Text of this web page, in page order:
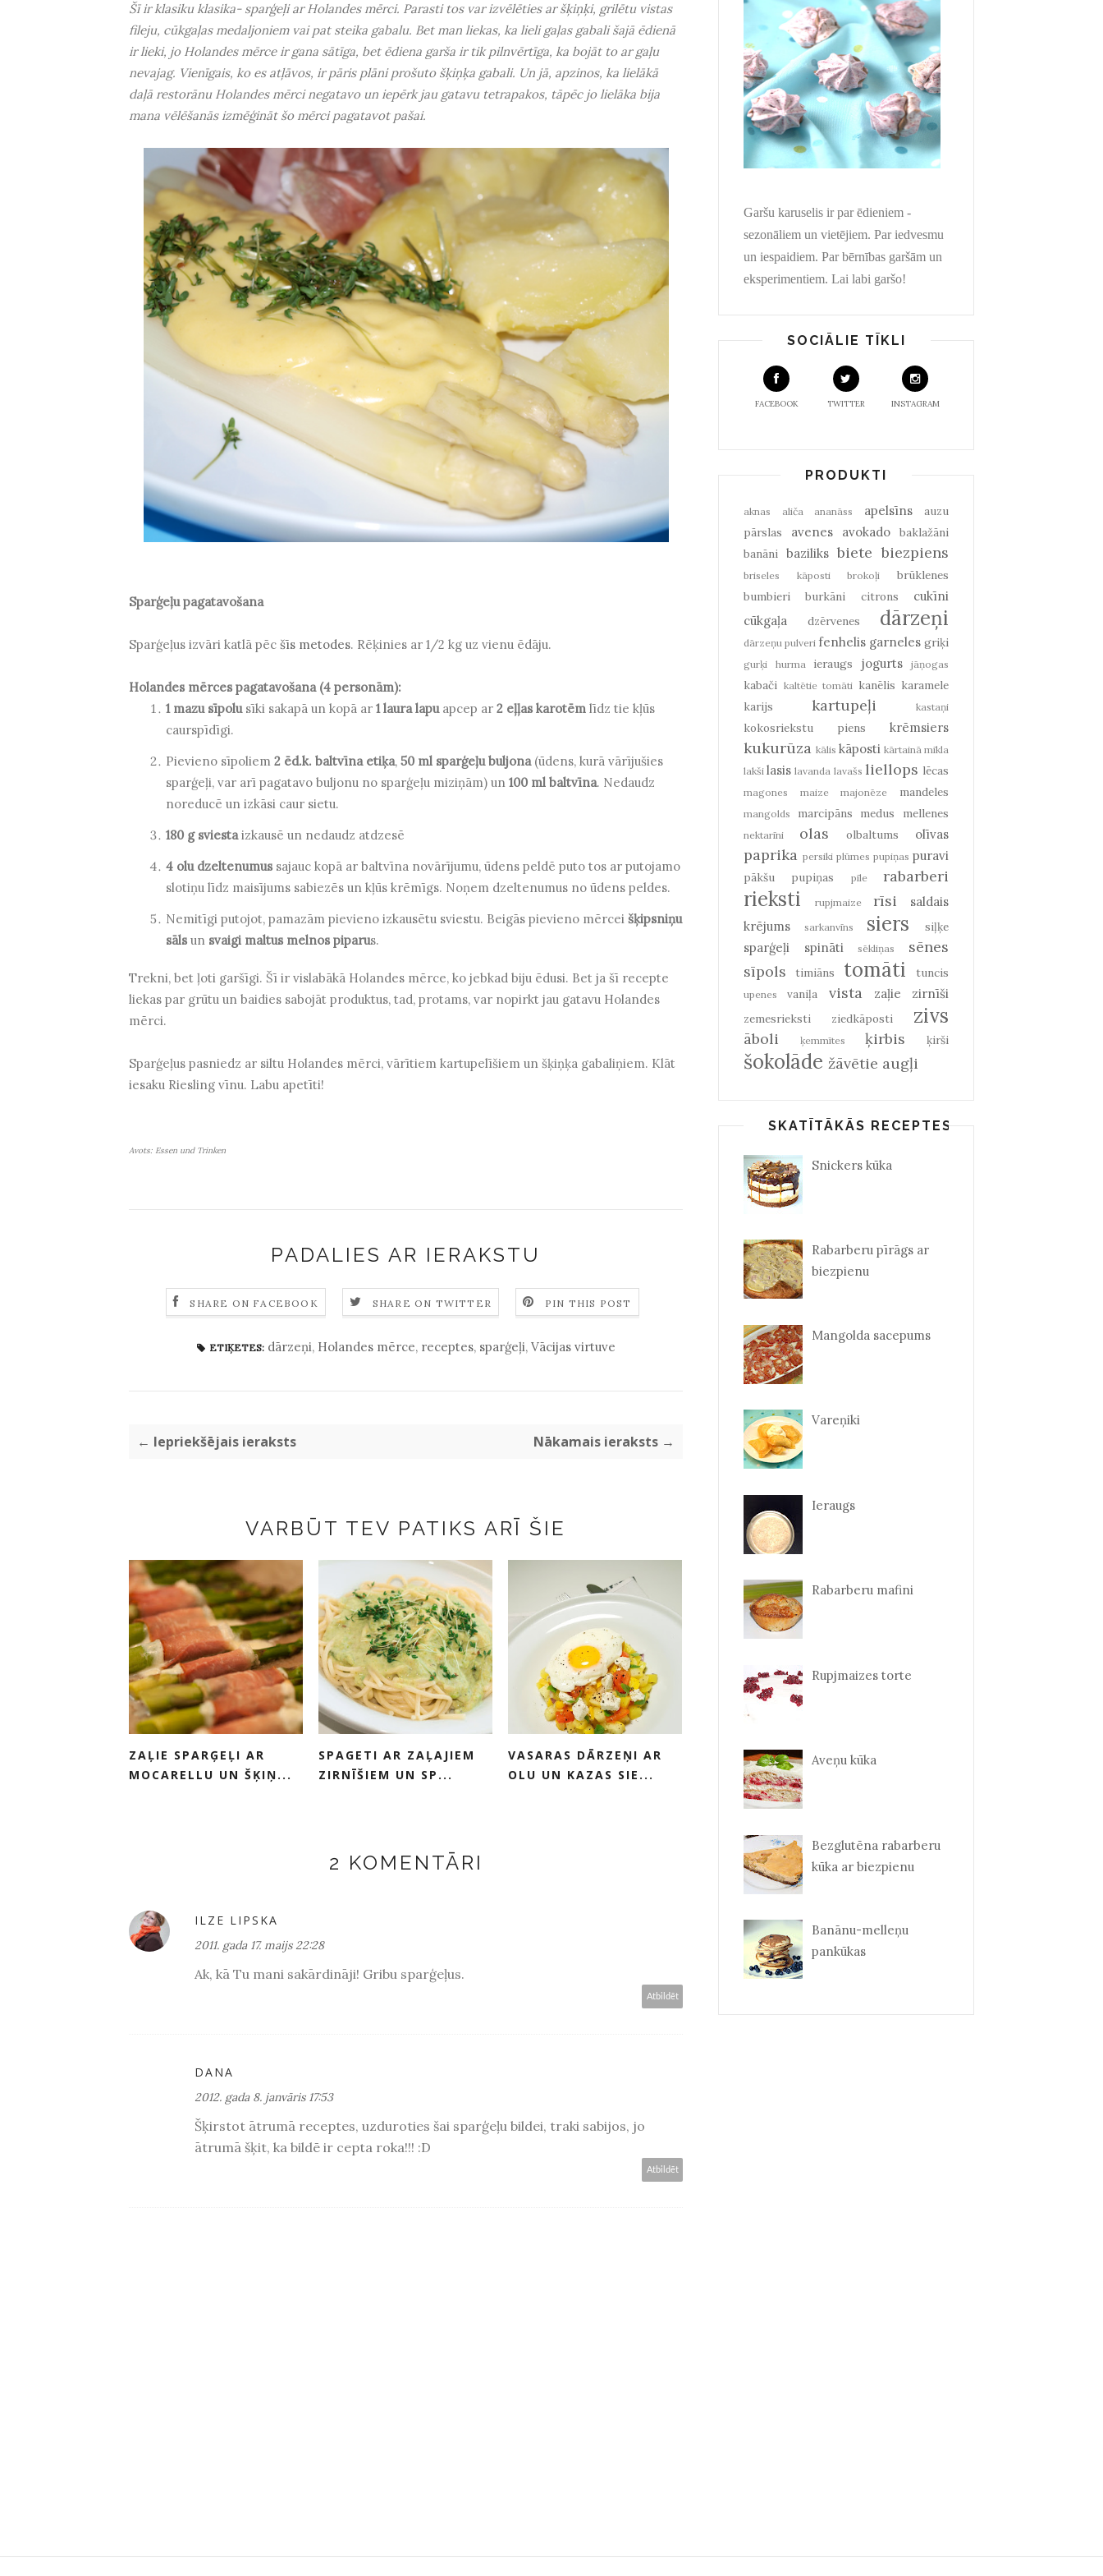
Šī ir klasiku klasika- sparģeļi ar Holandes mērci. Parasti tos var izvēlēties ar šķiņķi, grilētu vistas
fileju, cūkgaļas medaljoniem vai pat steika gabalu. Bet man liekas, ka lieli gaļas gabali šajā ēdienā
ir lieki, jo Holandes mērce ir gana sātīga, bet ēdiena garša ir tik pilnvērtīga, ka bojāt to ar gaļu
nevajag. Vienīgais, ko es atļāvos, ir pāris plāni prošuto šķiņķa gabali. Un jā, apzinos, ka lielākā
daļā restorānu Holandes mērci negatavo un iepērk jau gatavu tetrapakos, tāpēc jo lielāka bija
mana vēlēšanās izmēģināt šo mērci pagatavot pašai.
Sparģeļu pagatavošana
Sparģeļus izvāri katlā pēc šīs metodes. Rēķinies ar 1/2 kg uz vienu ēdāju.
Holandes mērces pagatavošana (4 personām):
1 mazu sīpolusīki sakapā un kopā ar 1 laura lapuapcep ar 2 eļļas karotēm līdz tie kļūs
caurspīdīgi.
Pievieno sīpoliem 2 ēd.k. baltvīna etiķa, 50 ml sparģeļu buljona(ūdens, kurā vārījušies
sparģeļi, var arī pagatavo buljonu no sparģeļu miziņām) un 100 ml baltvīna. Nedaudz
noreducē un izkāsi caur sietu.
180 g sviestaizkausē un nedaudz atdzesē
4 olu dzeltenumus sajauc kopā ar baltvīna novārījumu, ūdens peldē puto tos ar putojamo
slotiņu līdz maisījums sabiezēs un kļūs krēmīgs. Noņem dzeltenumus no ūdens peldes.
Nemitīgi putojot, pamazām pievieno izkausētu sviestu. Beigās pievieno mērcei šķipsniņu
sāls un svaigi maltus melnos piparus.
Trekni, bet ļoti garšīgi. Šī ir vislabākā Holandes mērce, ko jebkad biju ēdusi. Bet ja šī recepte
liekas par grūtu un baidies sabojāt produktus, tad, protams, var nopirkt jau gatavu Holandes
mērci.
Sparģeļus pasniedz ar siltu Holandes mērci, vārītiem kartupelīšiem un šķiņķa gabaliņiem. Klāt
iesaku Riesling vīnu. Labu apetīti!
Avots: Essen und Trinken
PADALIES AR IERAKSTU
SHARE ON FACEBOOK SHARE ON TWITTER PIN THIS POST
ETIĶETES: dārzeņi, Holandes mērce, receptes, sparģeļi, Vācijas virtuve
← Iepriekšējais ieraksts Nākamais ieraksts →
VARBŪT TEV PATIKS ARĪ ŠIE
ZAĻIE SPARĢEĻI AR
MOCARELLU UN ŠĶIŅ...
SPAGETI AR ZAĻAJIEM
ZIRNĪŠIEM UN SP...
VASARAS DĀRZEŅI AR
OLU UN KAZAS SIE...
2 KOMENTĀRI
ILZE LIPSKA
2011. gada 17. maijs 22:28
Ak, kā Tu mani sakārdināji! Gribu sparģeļus.
Atbildēt
DANA
2012. gada 8. janvāris 17:53
Šķirstot ātrumā receptes, uzduroties šai sparģeļu bildei, traki sabijos, jo
ātrumā šķit, ka bildē ir cepta roka!!! :D
Atbildēt
Garšu karuselis ir par ēdieniem -
sezonāliem un vietējiem. Par iedvesmu
un iespaidiem. Par bērnības garšām un
eksperimentiem. Lai labi garšo!
SOCIĀLIE TĪKLI
FACEBOOK TWITTER INSTAGRAM
PRODUKTI
aknas aliča ananāss apelsīns
auzu
pārslas
avenes avokado
baklažāni
banāni baziliks biete biezpiens
briseles kāposti brokoļi
brūklenes
bumbieri
burkāni citrons
cukīni
cūkgaļa
dzērvenes dārzeņi
dārzeņu pulveri fenhelis garneles griķi
gurķi hurma ieraugs jogurts jāņogas
kabači kaltētie tomāti kanēlis karamele
karijs
kartupeļi kastaņi
kokosriekstu piens krēmsiers
kukurūza kālis kāposti kārtainā mīkla
lakši lasis lavanda lavašs liellops lēcas
magones maize majonēze mandeles
mangolds marcipāns medus mellenes
nektarīni olas olbaltums olīvas
paprika persiki plūmes pupiņas puravi
pākšu pupiņas pīle rabarberi
rieksti rupjmaize rīsi
saldais
krējums
sarkanvīns siers siļķe
sparģeļi spināti sēkliņas
sēnes
sīpols
timiāns tomāti tuncis
upenes vaniļa vista zaļie zirnīši
zemesrieksti ziedkāposti zivs
āboli ķemmītes ķirbis ķirši
šokolāde žāvētie augļi
SKATĪTĀKĀS RECEPTES
Snickers kūka
Rabarberu pīrāgs ar
biezpienu
Mangolda sacepums
Vareņiki
Ieraugs
Rabarberu mafini
Rupjmaizes torte
Aveņu kūka
Bezglutēna rabarberu
kūka ar biezpienu
Banānu-melleņu
pankūkas